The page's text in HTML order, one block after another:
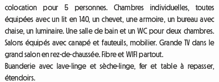
colocation pour 5 personnes. Chambres individuelles, toutes
équipées avec un lit en 140, un chevet, une armoire, un bureau avec
chaise, un luminaire. Une salle de bain et un WC pour deux chambres.
Salons équipés avec canapé et fauteuils, mobilier. Grande TV dans le
grand salon en rez-de-chaussée. Fibre et WIFI partout.
Buanderie avec lave-linge et sèche-linge, fer et table à repasser,
étendoirs.